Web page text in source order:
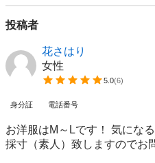
投稿者
花さはり
女性
5.0(6)
身分証 電話番号
お洋服はM～Lです！ 気にな
採寸（素人）致しますのでお